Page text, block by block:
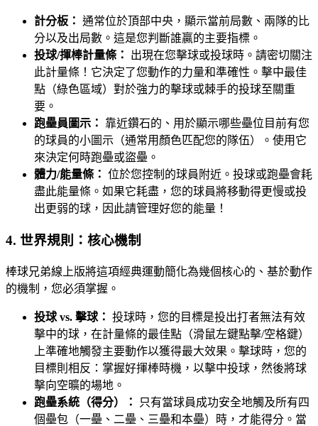
計分板： 通常位於頂部中央，顯示當前局數、兩隊的比
分以及出局數。這是您判斷誰贏的主要指標。
投球/揮棒計量條：
出現在您擊球或投球時。請密切關注
此計量條！它決定了您動作的力量和準確性。擊中最佳
點（綠色區域）對於強力的擊球或棘手的投球至關重
要。
跑壘員圖示：
靠近鑽石的、用於顯示哪些壘位目前有您
的球員的小圖示（通常用顏色匹配您的隊伍）。使用它
來決定何時跑壘或盜壘。
體力/能量條： 位於您控制的球員附近。投球或跑壘會耗
盡此能量條。如果它耗盡，您的球員將移動得更慢或投
出更弱的球，因此請管理好您的能量！
4. 世界規則：核心機制
棒球兄弟線上版將這項經典運動簡化為幾個核心的、基於動作
的機制，您必須掌握。
投球 vs. 擊球： 投球時，您的目標是投出打者無法有效
擊中的球，在計量條的最佳點（滑鼠左鍵點擊/空格鍵）
上準確地觸發主要動作以獲得最大效果。擊球時，您的
目標則相反：掌握好揮棒時機，以擊中投球，然後將球
擊向空曠的場地。
跑壘系統（得分）：
只有當球員成功安全地觸及所有四
個壘包（一壘、二壘、三壘和本壘）時，才能得分。當